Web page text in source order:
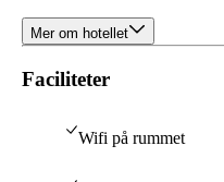
Mer om hotellet
Faciliteter
Wifi på rummet